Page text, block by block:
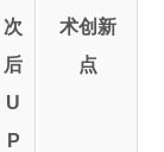
次
后
U
P
术创新
点